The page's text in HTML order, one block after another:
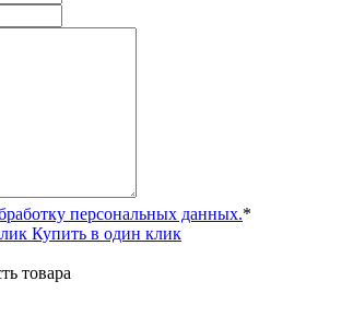
персональных данных.*
Купить в один клик
товара